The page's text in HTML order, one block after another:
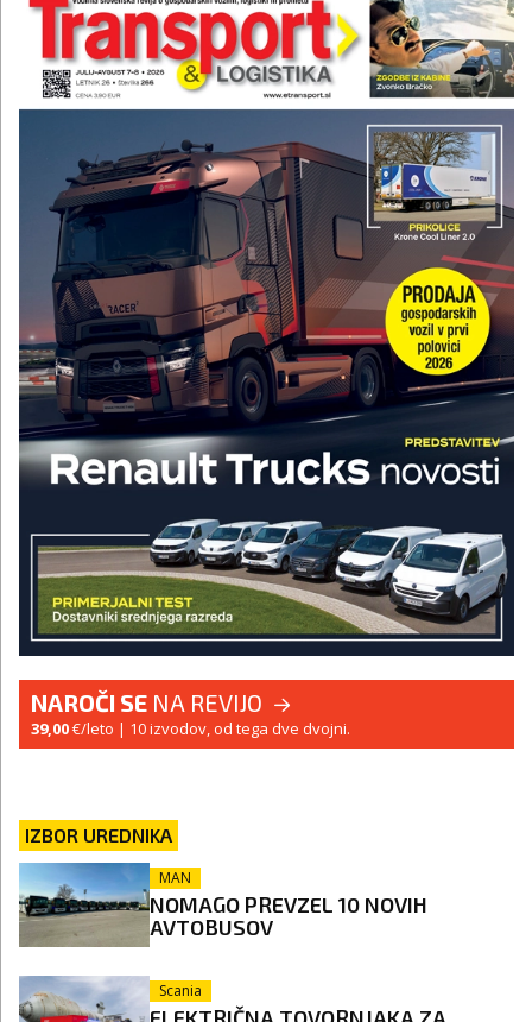
NAROČI SE NA REVIJO
39,00€/leto | 10 izvodov, od tega dve dvojni.
IZBOR UREDNIKA
MAN
NOMAGO PREVZEL 10 NOVIH
AVTOBUSOV
Scania
ELEKTRIČNA TOVORNJAKA ZA